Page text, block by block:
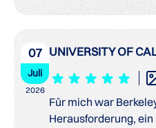
07
Juli
2026
UNIVERSITY OF
Für mich war
Herausforderung,